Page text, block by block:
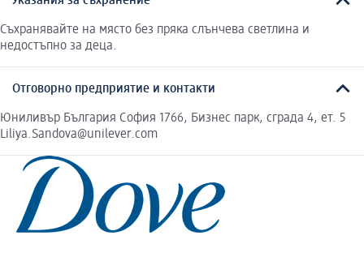
Съхранявайте на място без пряка слънчева светлина и
недостъпно за деца.
Отговорно предприятие и контакти
Юниливър България София 1766, Бизнес парк, сграда 4, ет. 5
Liliya.Sandova@unilever.com